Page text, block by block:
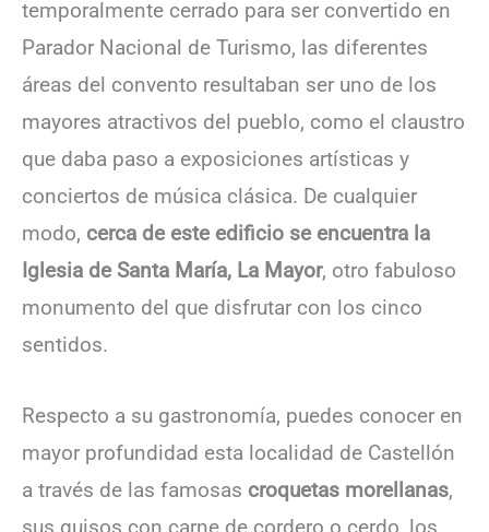
temporalmente cerrado para ser convertido en
Parador Nacional de Turismo, las diferentes
áreas del convento resultaban ser uno de los
mayores atractivos del pueblo, como el claustro
que daba paso a exposiciones artísticas y
conciertos de música clásica. De cualquier
modo, cerca de este edificio se encuentra la
Iglesia de Santa María, La Mayor, otro fabuloso
monumento del que disfrutar con los cinco
sentidos.
Respecto a su gastronomía, puedes conocer en
mayor profundidad esta localidad de Castellón
a través de las famosas croquetas morellanas,
sus guisos con carne de cordero o cerdo, los